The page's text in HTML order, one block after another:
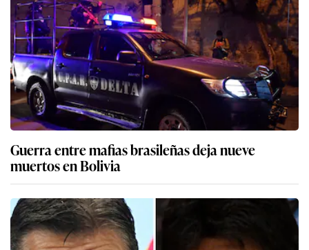
Guerra entre mafias brasileñas deja nueve
muertos en Bolivia